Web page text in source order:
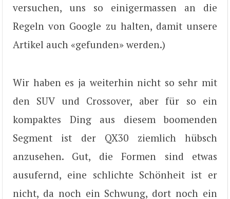
versuchen, uns so einigermassen an die
Regeln von Google zu halten, damit unsere
Artikel auch «gefunden» werden.)
Wir haben es ja weiterhin nicht so sehr mit
den SUV und Crossover, aber für so ein
kompaktes Ding aus diesem boomenden
Segment ist der QX30 ziemlich hübsch
anzusehen. Gut, die Formen sind etwas
ausufernd, eine schlichte Schönheit ist er
nicht, da noch ein Schwung, dort noch ein